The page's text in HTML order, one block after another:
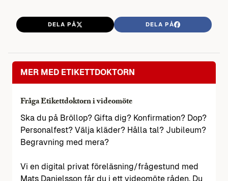
DELA PÅ DELA PÅ
MER MED ETIKETTDOKTORN
Fråga Etikettdoktorn i videomöte
Ska du på Bröllop? Gifta dig? Konfirmation? Dop?
Personalfest? Välja kläder? Hålla tal? Jubileum?
Begravning med mera?
Vi en digital privat föreläsning/frågestund med
Mats Danielsson får du i ett videomöte råden. Du